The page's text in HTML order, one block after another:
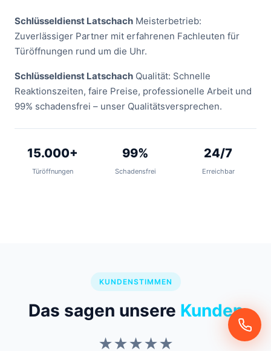
Schlüsseldienst Latschach Meisterbetrieb:
Zuverlässiger Partner mit erfahrenen Fachleuten für
Türöffnungen rund um die Uhr.
Schlüsseldienst Latschach Qualität: Schnelle
Reaktionszeiten, faire Preise, professionelle Arbeit und
99% schadensfrei – unser Qualitätsversprechen.
15.000+
Türöffnungen
99%
Schadensfrei
24/7
Erreichbar
KUNDENSTIMMEN
Das sagen unsere Kunden
★★★★★